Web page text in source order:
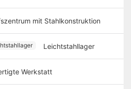
mit Stahlkonstruktion
Leichtstahllager
Werkstatt